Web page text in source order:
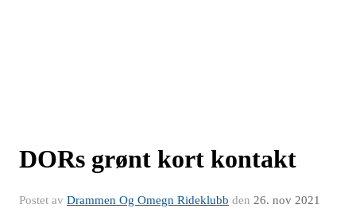
DORs grønt kort kontakt
Postet av Drammen Og Omegn Rideklubb den 26. nov 2021